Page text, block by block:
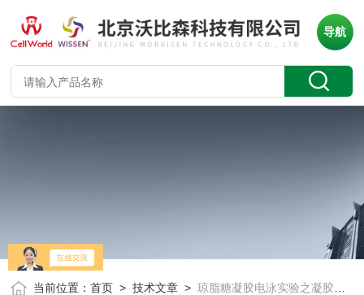
导航
当前位置：首页 >技术文章 >琼脂糖凝胶电泳实验之凝胶制作与点样